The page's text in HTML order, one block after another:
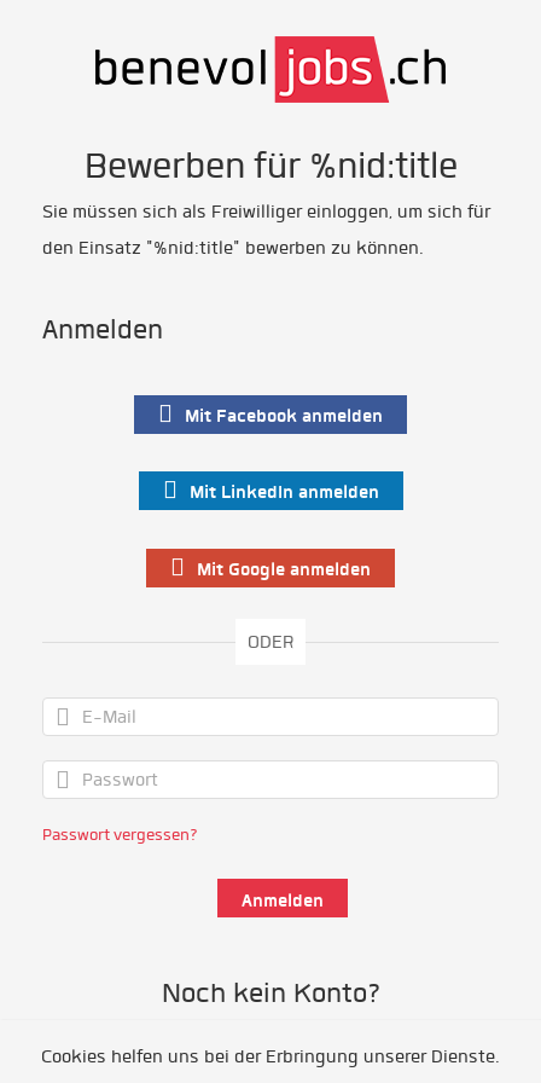
Bewerben für %nid:title
Sie müssen sich als Freiwilliger einloggen, um sich für
den Einsatz "%nid:title" bewerben zu können.
Anmelden
Mit Facebook anmelden
Mit LinkedIn anmelden
Mit Google anmelden
ODER
Passwort vergessen?
Noch kein Konto?
Als Freiwillige/r registrieren
Cookies helfen uns bei der Erbringung unserer Dienste.